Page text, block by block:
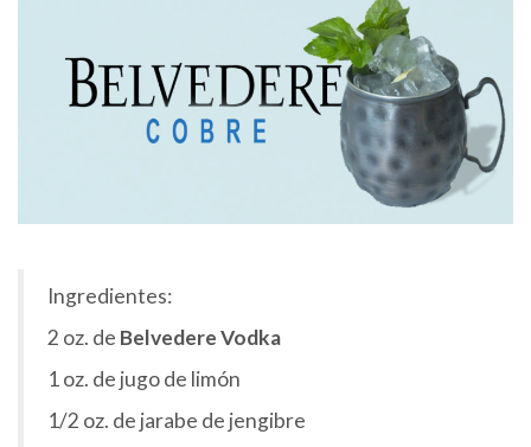
Ingredientes:
2 oz. de Belvedere Vodka
1 oz. de jugo de limón
1/2 oz. de jarabe de jengibre